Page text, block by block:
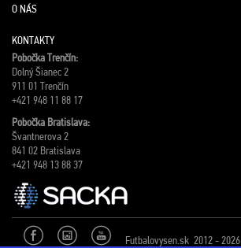
O NÁS
KONTAKTY
Pobočka Trenčín:
Dolný Šianec 2
911 01 Trenčín
+421 948 11 88 17
Pobočka Bratislava:
Švantnerova 2
841 02 Bratislava
+421 948 13 88 37
Futbalovysen.sk 2012 - 2026